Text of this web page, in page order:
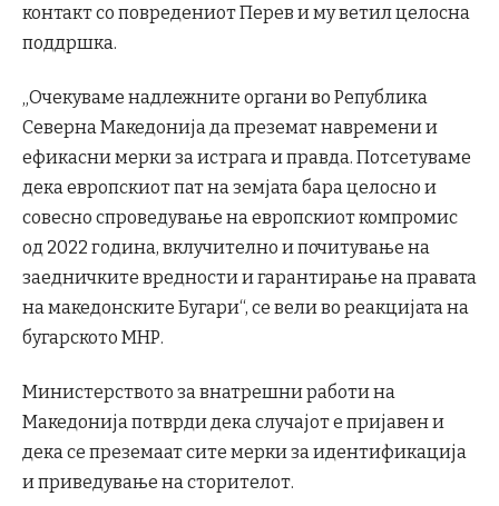
контакт со повредениот Перев и му ветил целосна
поддршка.
„Очекуваме надлежните органи во Република
Северна Македонија да преземат навремени и
ефикасни мерки за истрага и правда. Потсетуваме
дека европскиот пат на земјата бара целосно и
совесно спроведување на европскиот компромис
од 2022 година, вклучително и почитување на
заедничките вредности и гарантирање на правата
на македонските Бугари“, се вели во реакцијата на
бугарското МНР.
Министерството за внатрешни работи на
Македонија потврди дека случајот е пријавен и
дека се преземаат сите мерки за идентификација
и приведување на сторителот.